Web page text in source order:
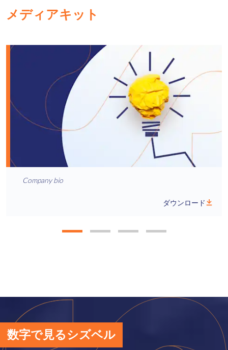
メディアキット
Company bio
ダウンロード
数字で見るシズベル